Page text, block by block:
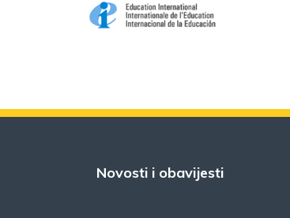
Novosti i obavijesti